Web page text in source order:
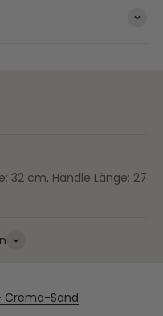
32 cm, Handle Länge: 27
Crema-Sand